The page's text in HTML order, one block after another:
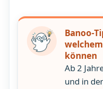
Banoo-
können
Ab 2
und in